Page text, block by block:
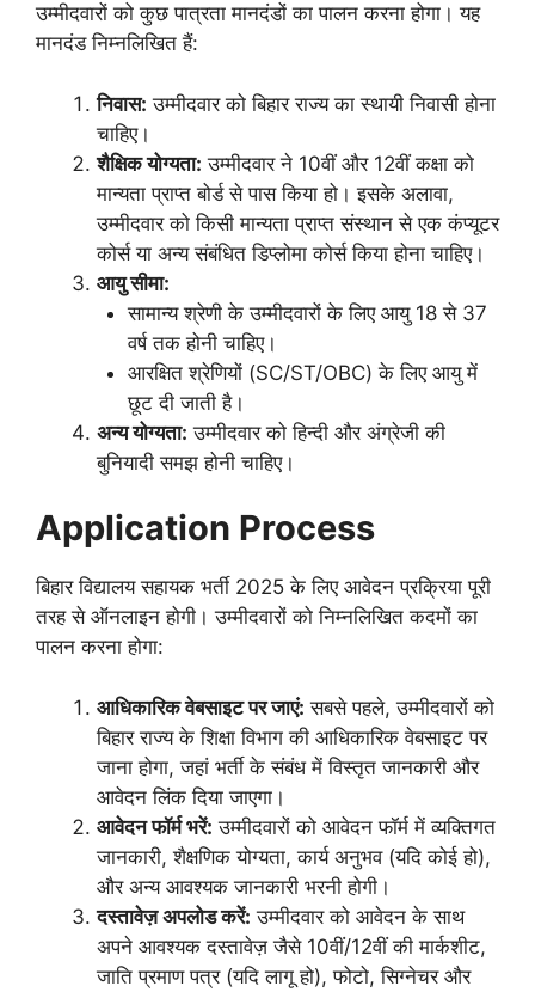
उम्मीदवारों को कुछ पात्रता मानदंडों का पालन करना होगा। यह
मानदंड निम्नलिखित हैं:
निवास: उम्मीदवार को बिहार राज्य का स्थायी निवासी होना
चाहिए।
शैक्षिक योग्यता: उम्मीदवार ने 10वीं और 12वीं कक्षा को
मान्यता प्राप्त बोर्ड से पास किया हो। इसके अलावा,
उम्मीदवार को किसी मान्यता प्राप्त संस्थान से एक कंप्यूटर
कोर्स या अन्य संबंधित डिप्लोमा कोर्स किया होना चाहिए।
आयु सीमा:
सामान्य श्रेणी के उम्मीदवारों के लिए आयु 18 से 37
वर्ष तक होनी चाहिए।
आरक्षित श्रेणियों (SC/ST/OBC) के लिए आयु में
छूट दी जाती है।
अन्य योग्यता: उम्मीदवार को हिन्दी और अंग्रेजी की
बुनियादी समझ होनी चाहिए।
Application Process
बिहार विद्यालय सहायक भर्ती 2025 के लिए आवेदन प्रक्रिया पूरी
तरह से ऑनलाइन होगी। उम्मीदवारों को निम्नलिखित कदमों का
पालन करना होगा:
आधिकारिक वेबसाइट पर जाएं: सबसे पहले, उम्मीदवारों को
बिहार राज्य के शिक्षा विभाग की आधिकारिक वेबसाइट पर
जाना होगा, जहां भर्ती के संबंध में विस्तृत जानकारी और
आवेदन लिंक दिया जाएगा।
आवेदन फॉर्म भरें: उम्मीदवारों को आवेदन फॉर्म में व्यक्तिगत
जानकारी, शैक्षणिक योग्यता, कार्य अनुभव (यदि कोई हो),
और अन्य आवश्यक जानकारी भरनी होगी।
दस्तावेज़ अपलोड करें: उम्मीदवार को आवेदन के साथ
अपने आवश्यक दस्तावेज़ जैसे 10वीं/12वीं की मार्कशीट,
जाति प्रमाण पत्र (यदि लागू हो), फोटो, सिग्नेचर और